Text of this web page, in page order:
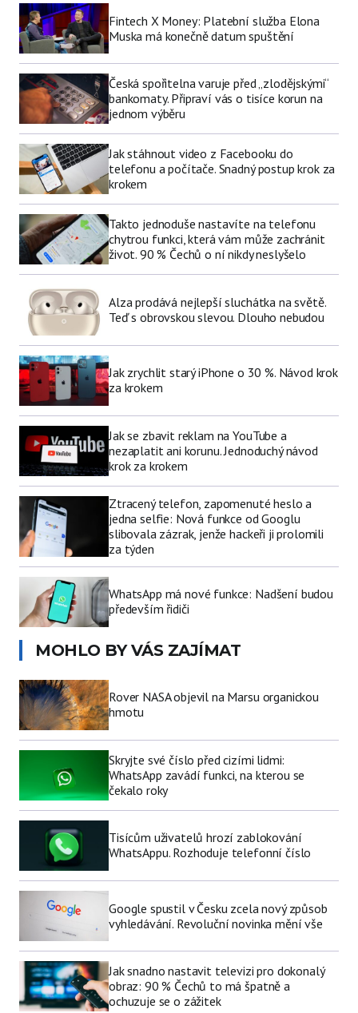
Fintech X Money: Platební služba Elona
Muska má konečně datum spuštění
Česká spořitelna varuje před „zlodějskými“
bankomaty. Připraví vás o tisíce korun na
jednom výběru
Jak stáhnout video z Facebooku do
telefonu a počítače. Snadný postup krok za
krokem
Takto jednoduše nastavíte na telefonu
chytrou funkci, která vám může zachránit
život. 90 % Čechů o ní nikdy neslyšelo
Alza prodává nejlepší sluchátka na světě.
Teď s obrovskou slevou. Dlouho nebudou
Jak zrychlit starý iPhone o 30 %. Návod krok
za krokem
Jak se zbavit reklam na YouTube a
nezaplatit ani korunu. Jednoduchý návod
krok za krokem
Ztracený telefon, zapomenuté heslo a
jedna selfie: Nová funkce od Googlu
slibovala zázrak, jenže hackeři ji prolomili
za týden
WhatsApp má nové funkce: Nadšení budou
především řidiči
MOHLO BY VÁS ZAJÍMAT
Rover NASA objevil na Marsu organickou
hmotu
Skryjte své číslo před cizími lidmi:
WhatsApp zavádí funkci, na kterou se
čekalo roky
Tisícům uživatelů hrozí zablokování
WhatsAppu. Rozhoduje telefonní číslo
Google spustil v Česku zcela nový způsob
vyhledávání. Revoluční novinka mění vše
Jak snadno nastavit televizi pro dokonalý
obraz: 90 % Čechů to má špatně a
ochuzuje se o zážitek